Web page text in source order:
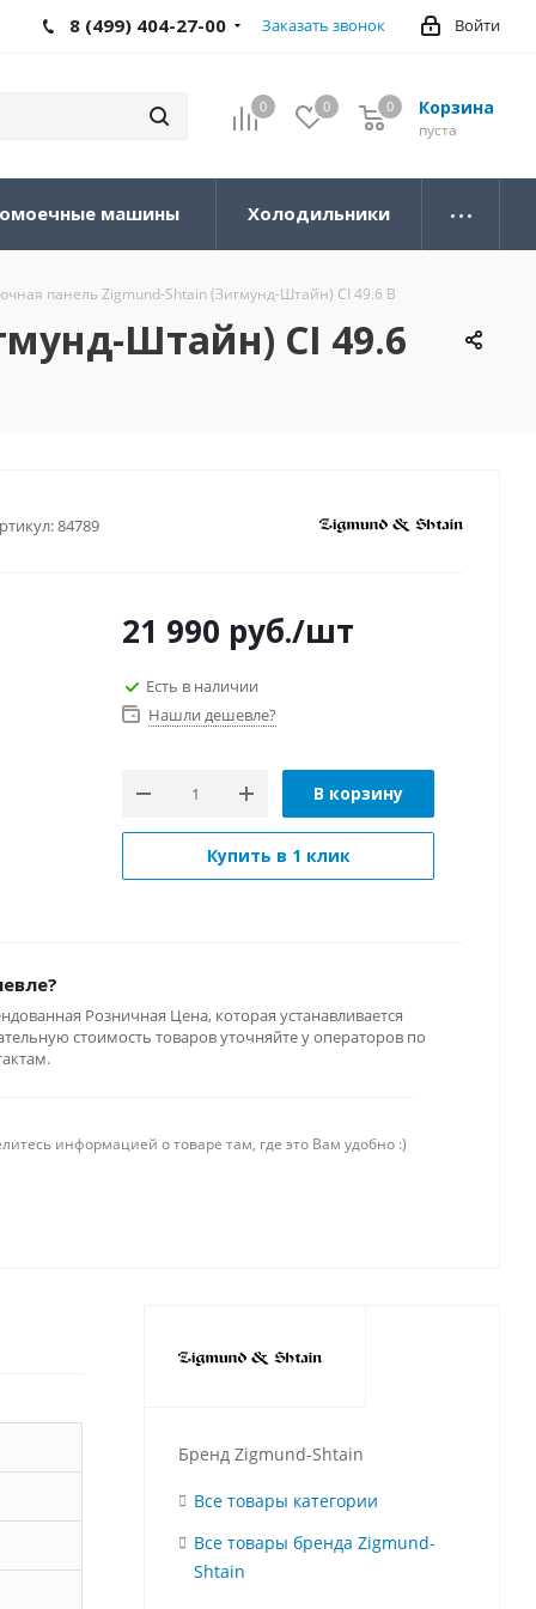
Войти
8 (499) 404-27-00 Заказать звонок
0 0 Корзина
0
пуста
0
машины Холодильники
панель Zigmund-Shtain (Зигмунд-Штайн) CI 49.6 B
Штайн) CI 49.6
84789
21 990 руб./шт
Есть в наличии
Нашли дешевле?
В корзину
Купить в 1 клик
Розничная Цена, которая устанавливается
стоимость товаров уточняйте у операторов по
информацией о товаре там, где это Вам удобно :)
Бренд Zigmund-Shtain
Все товары категории
Все товары бренда Zigmund-
Shtain